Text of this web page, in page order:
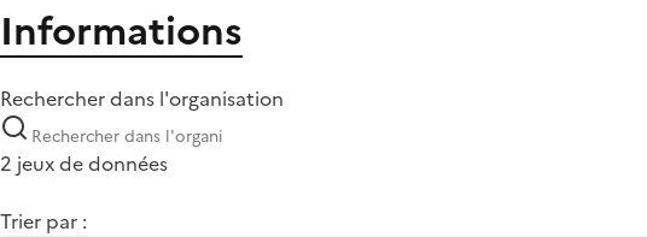
Informations
Rechercher dans l'organisation
2 jeux de données
Trier par :